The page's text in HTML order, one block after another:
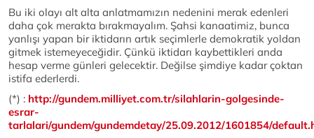
Bu iki olayı alt alta anlatmamızın nedenini merak edenleri
daha çok merakta bırakmayalım. Şahsi kanaatimiz, bunca
yanlışı yapan bir iktidarın artık seçimlerle demokratik yoldan
gitmek istemeyeceğidir. Çünkü iktidarı kaybettikleri anda
hesap verme günleri gelecektir. Değilse şimdiye kadar çoktan
istifa ederlerdi.
(*) : http://gundem.milliyet.com.tr/silahlarin-golgesinde-
esrar-
tarlalari/gundem/gundemdetay/25.09.2012/1601854/